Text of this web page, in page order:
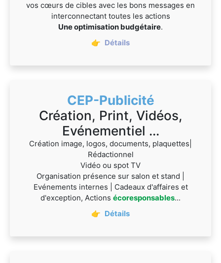
vos cœurs de cibles avec les bons messages en
interconnectant toutes les actions
Une optimisation budgétaire.
👉 Détails
CEP-Publicité
Création, Print, Vidéos,
Evénementiel ...
Création image, logos, documents, plaquettes|
Rédactionnel
Vidéo ou spot TV
Organisation présence sur salon et stand |
Evénements internes | Cadeaux d'affaires et
d'exception, Actions écoresponsables...
👉 Détails